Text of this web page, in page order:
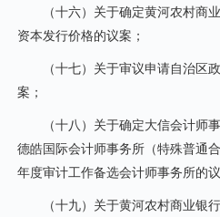
（十六）关于确定黄河农村商业
资本发行价格的议案；
（十七）关于审议申请自治区政
案；
（十八）关于确定大信会计师事
德皓国际会计师事务所（特殊普通
年度审计工作备选会计师事务所的议
（十九）关于黄河农村商业银行